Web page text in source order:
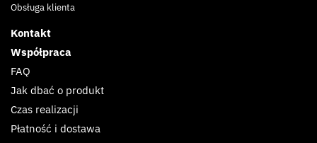
Obsługa klienta
Kontakt
Współpraca
FAQ
Jak dbać o produkt
Czas realizacji
Płatność i dostawa